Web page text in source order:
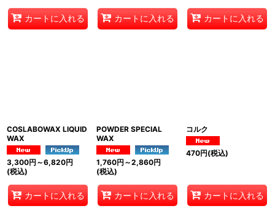
カートに入れる カートに入れる カートに入れる
COSLABOWAX LIQUID
WAX
3,300円 ～6,820円
(税込)
カートに入れる
POWDER SPECIAL
WAX
1,760円 ～2,860円
(税込)
カートに入れる
コルク
470円(税込)
カートに入れる